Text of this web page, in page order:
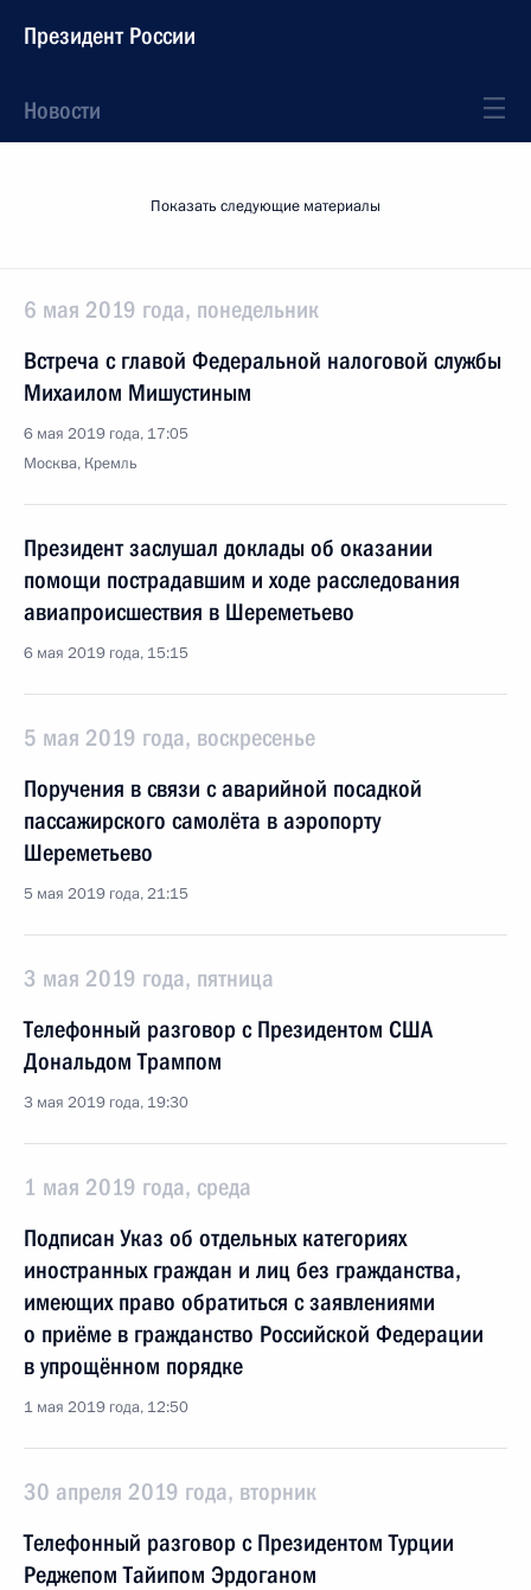
Президент России
Новости
Показать следующие материалы
6 мая 2019 года, понедельник
Встреча с главой Федеральной налоговой службы
Михаилом Мишустиным
6 мая 2019 года, 17:05
Москва, Кремль
Президент заслушал доклады об оказании
помощи пострадавшим и ходе расследования
авиапроисшествия в Шереметьево
6 мая 2019 года, 15:15
5 мая 2019 года, воскресенье
Поручения в связи с аварийной посадкой
пассажирского самолёта в аэропорту
Шереметьево
5 мая 2019 года, 21:15
3 мая 2019 года, пятница
Телефонный разговор с Президентом США
Дональдом Трампом
3 мая 2019 года, 19:30
1 мая 2019 года, среда
Подписан Указ об отдельных категориях
иностранных граждан и лиц без гражданства,
имеющих право обратиться с заявлениями
о приёме в гражданство Российской Федерации
в упрощённом порядке
1 мая 2019 года, 12:50
30 апреля 2019 года, вторник
Телефонный разговор с Президентом Турции
Реджепом Тайипом Эрдоганом